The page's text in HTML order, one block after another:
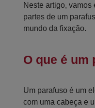
Neste artigo, vamos
partes de um
mundo da fixação.
O que é um
Um parafuso é um
com uma cabeça e